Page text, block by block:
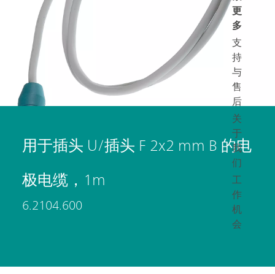
更
多
支
持
与
售
后
关
于
我
们
工
作
机
会
用于插头 U/插头 F 2x2 mm B 的电
极电缆，1m
6.2104.600